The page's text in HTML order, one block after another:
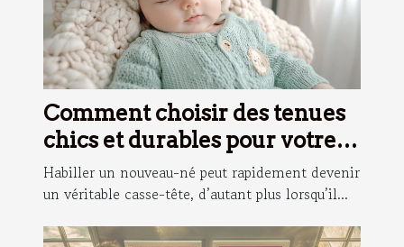
Comment choisir des tenues
chics et durables pour votre
nouveau-né ?
Habiller un nouveau-né peut rapidement devenir
un véritable casse-tête, d’autant plus lorsqu’il...